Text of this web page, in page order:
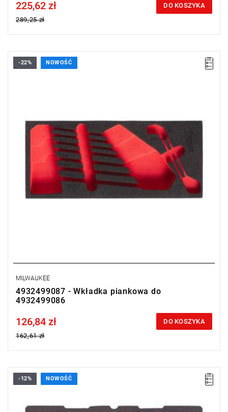
Price tax included
225,62 zł
289,25 zł
DO KOSZYKA
-22% NOWOŚĆ
MILWAUKEE
4932499087 - Wkładka piankowa do
4932499086
Price tax included
126,84 zł
162,61 zł
DO KOSZYKA
-12% NOWOŚĆ